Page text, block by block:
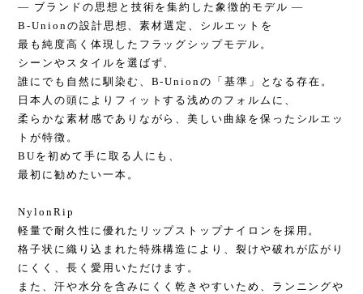
― ブランドの思想と技術を集約した象徴的モデル ―
B-Unionの設計思想、素材選定、シルエットを
最も純度高く体現したフラッグシップモデル。
シーンやスタイルを選ばず、
誰にでも自然に馴染む、B-Unionの「基準」となる存在。
日本人の頭によりフィットする浅めのフォルムに、
柔らかな素材感でありながら、美しい曲線を保ったシルエッ
トが特徴。
BUを初めて手に取る人にも、
最初に勧めたい一本。
NylonRip
軽量で耐久性に優れたリップストップナイロンを採用。
格子状に織り込まれた特殊構造により、裂けや破れが広がり
にくく、長く愛用いただけます。
また、汗や水分を含みにくく乾きやすいため、ランニングや